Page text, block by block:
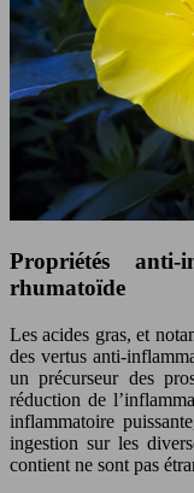
Propriétés anti-
rhumatoïde
Les acides gras, et
des vertus anti-
un précurseur des
réduction de
inflammatoire
ingestion sur les
contient ne sont pas